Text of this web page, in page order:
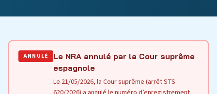
ANNULÉ
Le NRA annulé par la Cour suprême
espagnole
Le 21/05/2026, la Cour suprême (arrêt STS